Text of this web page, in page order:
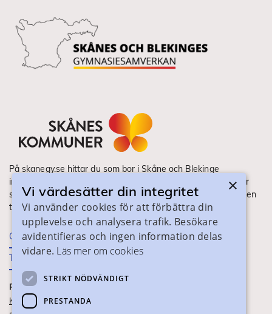
På skanegy.se hittar du som bor i Skåne och Blekinge
information om ditt gymnasieval. Här ser du vilka utbildningar
som finns och hur ansökan och antagning går till. Webbplatsen
tillhandahålls av Skånes Kommuner.
Om webbplatsen
Tillgänglighet
PRAKTISK INFORMATION
Kontaktuppgifter
×
Vi värdesätter din integritet
Vi använder cookies för att förbättra din
upplevelse och analysera trafik. Besökare
avidentifieras och ingen information delas
vidare. Läs mer om cookies
STRIKT NÖDVÄNDIGT
PRESTANDA